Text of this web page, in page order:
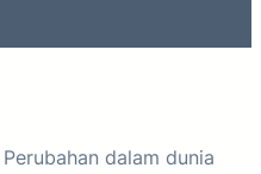
dalam dunia